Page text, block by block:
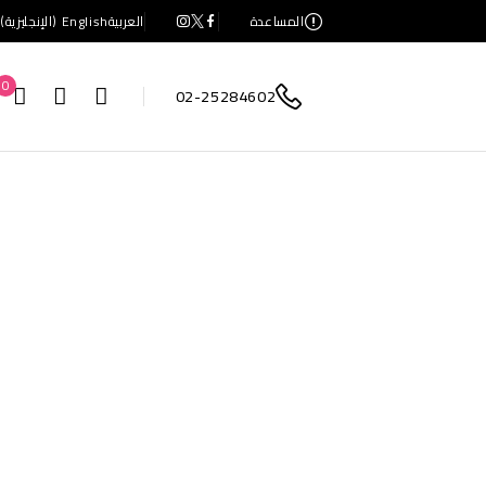
المساعدة العربيةEnglish
(الإنجليزية)
02-25284602
0